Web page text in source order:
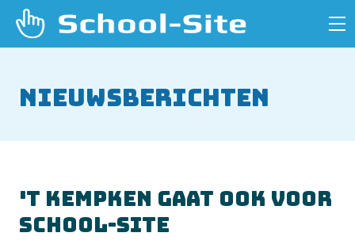
Nieuwsberichten
't Kempken gaat ook voor
School-Site